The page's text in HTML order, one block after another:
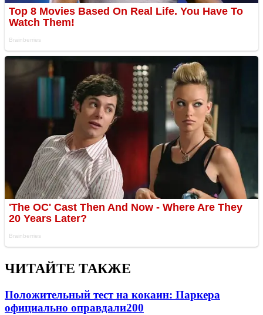
ЧИТАЙТЕ ТАКЖЕ
Положительный тест на кокаин: Паркера
официально оправдали200